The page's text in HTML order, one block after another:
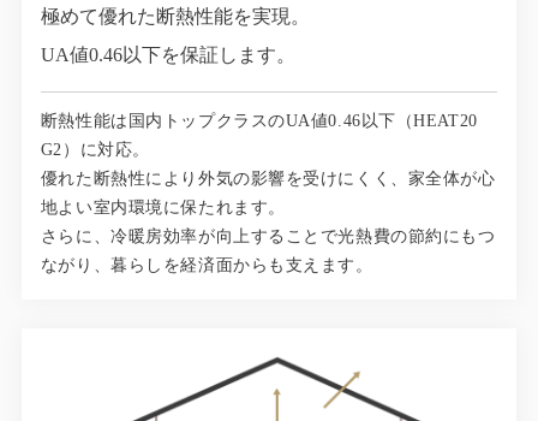
極めて優れた断熱性能を実現。
UA値0.46以下を保証します。
断熱性能は国内トップクラスのUA値0.46以下（HEAT20
G2）に対応。
優れた断熱性により外気の影響を受けにくく、家全体が心
地よい室内環境に保たれます。
さらに、冷暖房効率が向上することで光熱費の節約にもつ
ながり、暮らしを経済面からも支えます。